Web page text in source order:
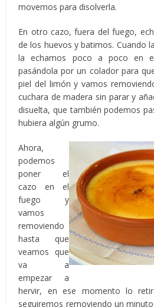
movemos para disolverla.
En otro cazo, fuera del fuego,
de los huevos y batimos. Cuando
la echamos poco a poco en
pasándola por un colador para
piel del limón y vamos
cuchara de madera sin parar y
disuelta, que también podemos
hubiera algún grumo.
Ahora,
podemos
poner el
cazo en el
fuego y
vamos
removiendo
hasta que
veamos que
va a
empezar a
hervir, en ese momento lo
seguiremos removiendo un